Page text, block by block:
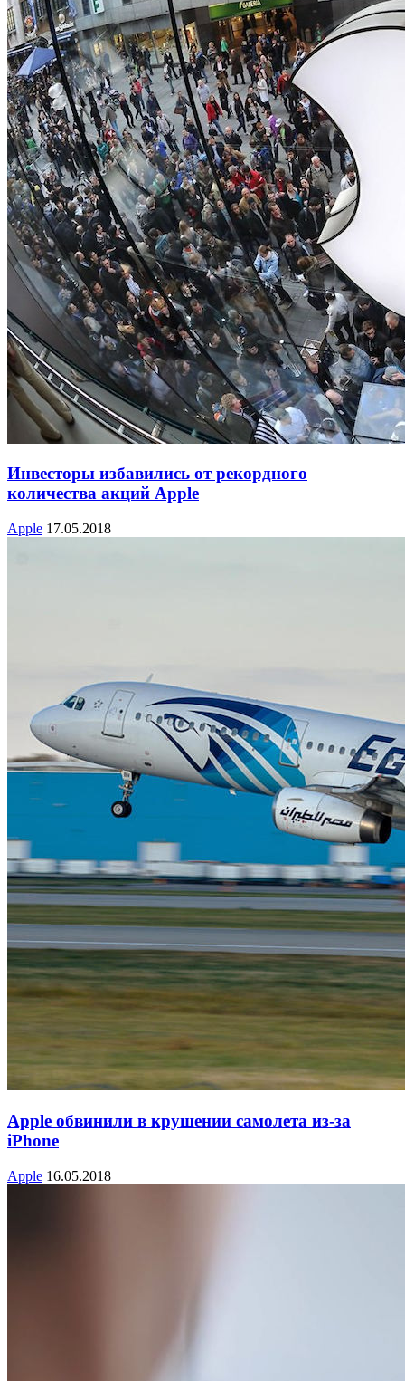
Инвесторы избавились от рекордного
количества акций Apple
Apple 17.05.2018
Apple обвинили в крушении самолета из-за
iPhone
Apple 16.05.2018